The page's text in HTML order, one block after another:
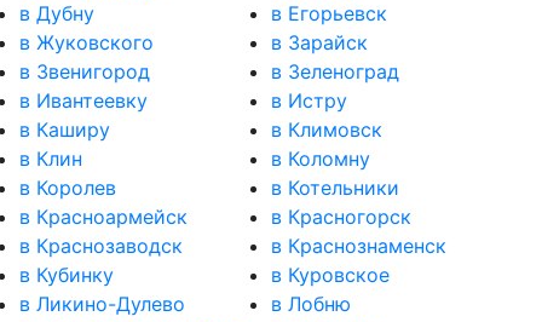
в Дубну
в Егорьевск
в Жуковского
в Зарайск
в Звенигород
в Зеленоград
в Ивантеевку
в Истру
в Каширу
в Климовск
в Клин
в Коломну
в Королев
в Котельники
в Красноармейск
в Красногорск
в Краснозаводск
в Краснознаменск
в Кубинку
в Куровское
в Ликино-Дулево
в Лобню